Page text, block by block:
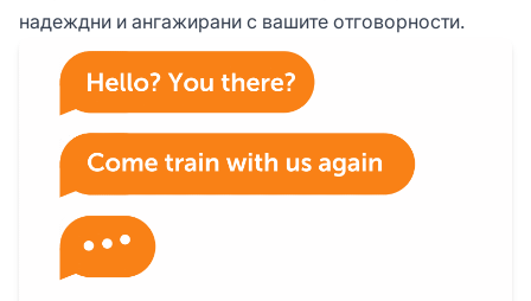
надеждни и ангажирани с вашите отговорности.